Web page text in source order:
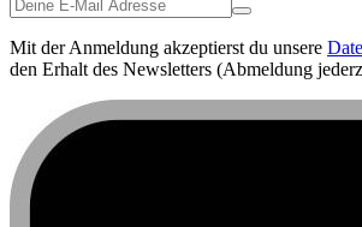
Mit der Anmeldung akzeptierst du unsere
den Erhalt des Newsletters (Abmeldung